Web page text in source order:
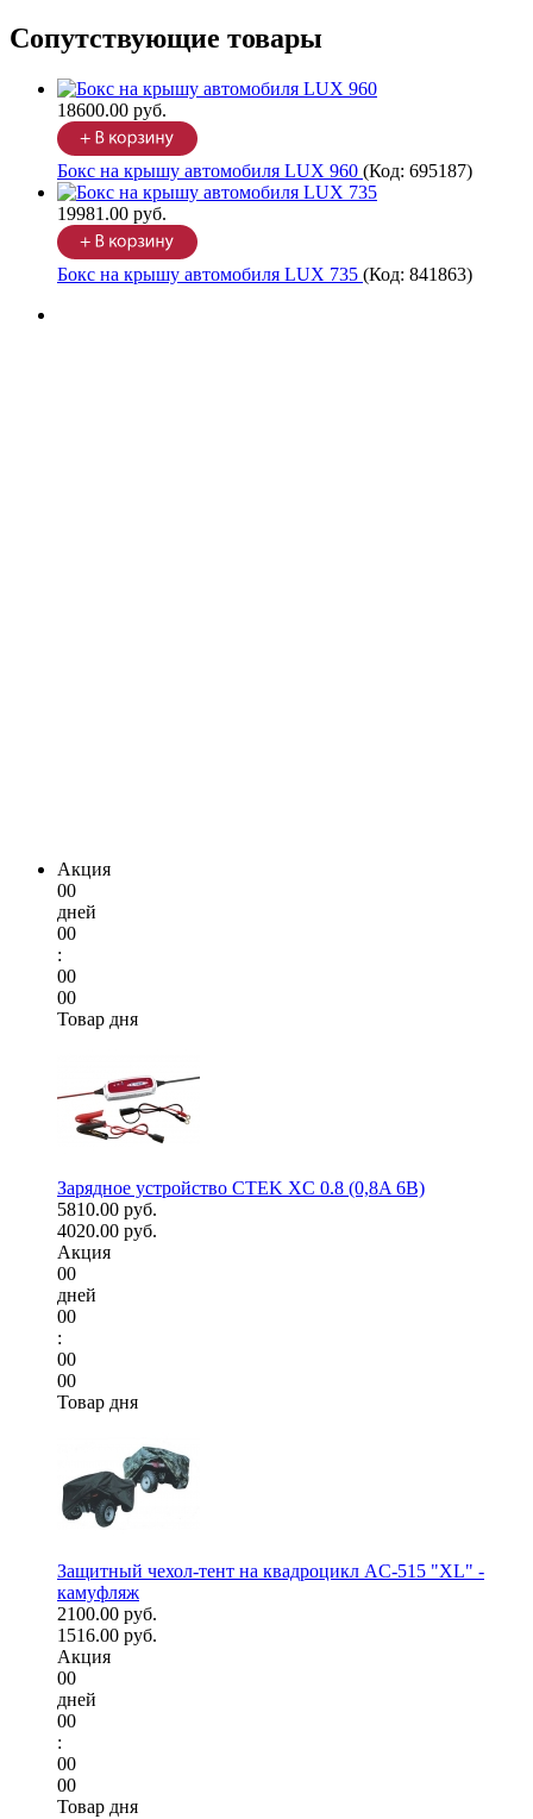
Сопутствующие товары
18600.00 руб.
Бокс на крышу автомобиля LUX 960 (Код: 695187)
19981.00 руб.
Бокс на крышу автомобиля LUX 735 (Код: 841863)
Акция
00
дней
00
:
00
00
Товар дня
Зарядное устройство CTEK XC 0.8 (0,8A 6В)
5810.00 руб.
4020.00 руб.
Акция
00
дней
00
:
00
00
Товар дня
Защитный чехол-тент на квадроцикл AC-515 "XL" -
камуфляж
2100.00 руб.
1516.00 руб.
Акция
00
дней
00
:
00
00
Товар дня